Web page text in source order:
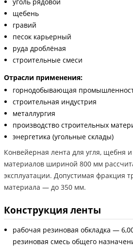
уголь рядовой
щебень
гравий
песок карьерный
руда дроблёная
строительные смеси
Отрасли применения:
горнодобывающая
строительная индустрия
металлургия
производство строительных
энергетика (угольные склады)
Конвейерная лента для угля, щебня
материалов шириной 800 мм
эксплуатации. Допустимая фракция
материала — до 350 мм.
Конструкция ленты
рабочая резиновая обкладка —
резиновая смесь общего